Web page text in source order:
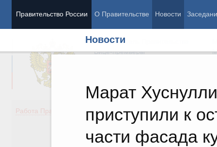
Правительство России О Правительстве Новости
Новости
Марат
приступили к
части фасада
Председатель Правительства
Вице-премьеры
Работа Правительства
Демография
Здоровье
Образование
Культура